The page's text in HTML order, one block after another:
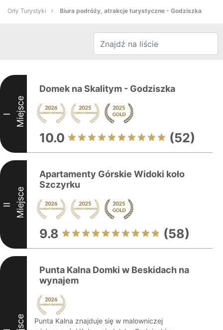
Orły Turystyki Biura podróży, atrakcje turystyczne - Godziszka
I Miejsce
Domek na Skalitym - Godziszka
10.0 (52)
II Miejsce
Apartamenty Górskie Widoki koło
Szczyrku
9.8 (58)
Punta Kalna Domki w Beskidach na
wynajem
Punta Kalna znajduje się w malowniczej